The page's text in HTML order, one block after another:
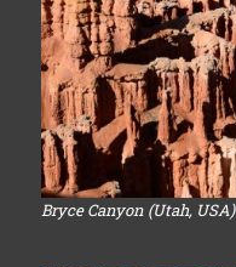
Bryce Canyon (Utah, USA)